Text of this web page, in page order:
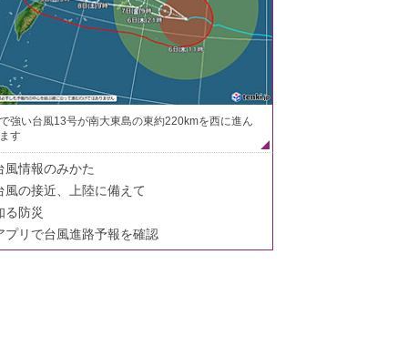
強い台風13号が南大東島の東約220kmを西に進ん
す
風情報のみかた
風の接近、上陸に備えて
る防災
プリで台風進路予報を確認